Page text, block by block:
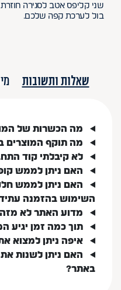
שני קליפס אטב לסגירה
בול לערכת קפה שלכם.
שאלות ותשובות
מה הכשרות של
מה תוקף המוצרים
לא קיבלתי קוד
האם ניתן לממש
האם ניתן לממש
השימוש בהזמנה
מדוע האתר לא
תוך כמה זמן יגיע
איפה ניתן למצוא
האם ניתן לשנות
באתר?